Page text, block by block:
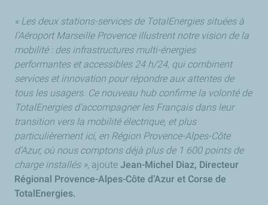
« Les deux stations-services de TotalEnergies situées à
l’Aéroport Marseille Provence illustrent notre vision de la
mobilité : des infrastructures multi-énergies
performantes et accessibles 24 h/24, qui combinent
services et innovation pour répondre aux attentes de
tous les usagers. Ce nouveau hub confirme la volonté de
TotalEnergies d’accompagner les Français dans leur
transition vers la mobilité électrique, et plus
particulièrement ici, en Région Provence-Alpes-Côte
d’Azur, où nous comptons déjà plus de 1 600 points de
charge installés », ajoute Jean-Michel Diaz, Directeur
Régional Provence-Alpes-Côte d’Azur et Corse de
TotalEnergies.